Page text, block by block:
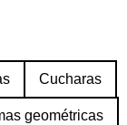
Cucharas
geométricas